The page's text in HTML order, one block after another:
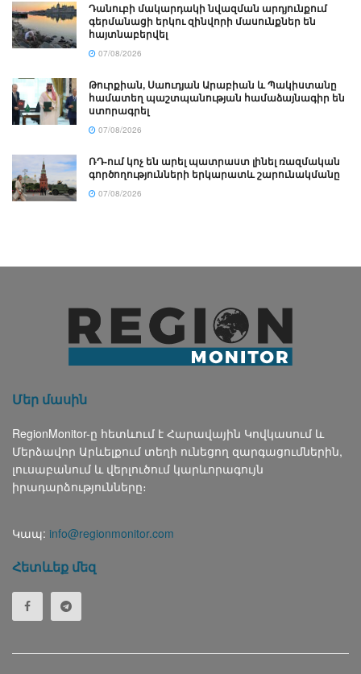
Դանուբի մակարդակի նվազման արդյունքում
գերմանացի երկու զինվորի մասունքներ են
հայտնաբերվել
07/08/2026
Թուրքիան, Սաուդյան Արաբիան և Պակիստանը
համատեղ պաշտպանության համաձայնագիր են
ստորագրել
07/08/2026
ՌԴ-ում կոչ են արել պատրաստ լինել ռազմական
գործողությունների երկարատև շարունակմանը
07/08/2026
Մեր մասին
RegionMonitor-ը հետևում է Հարավային Կովկասում և
Մերձավոր Արևելքում տեղի ունեցող զարգացումներին,
լուսաբանում և վերլուծում կարևորագույն
իրադարձությունները։
Կապ: info@regionmonitor.com
Հետևեք մեզ